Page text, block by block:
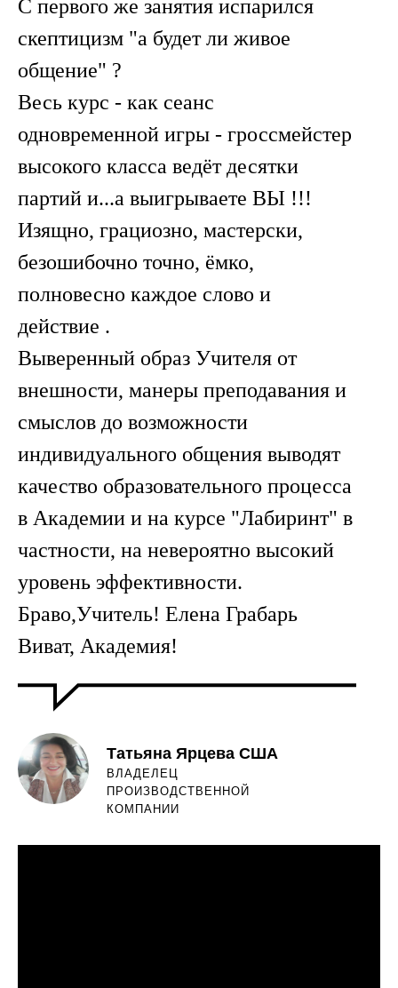
С первого же занятия испарился
скептицизм "а будет ли живое
общение" ?
Весь курс - как сеанс
одновременной игры - гроссмейстер
высокого класса ведёт десятки
партий и...а выигрываете ВЫ !!!
Изящно, грациозно, мастерски,
безошибочно точно, ёмко,
полновесно каждое слово и
действие .
Выверенный образ Учителя от
внешности, манеры преподавания и
смыслов до возможности
индивидуального общения выводят
качество образовательного процесса
в Академии и на курсе "Лабиринт" в
частности, на невероятно высокий
уровень эффективности.
Браво,Учитель! Елена Грабарь
Виват, Академия!
Татьяна Ярцева США
ВЛАДЕЛЕЦ
ПРОИЗВОДСТВЕННОЙ
КОМПАНИИ